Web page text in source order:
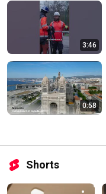
3:46
0:58
Shorts